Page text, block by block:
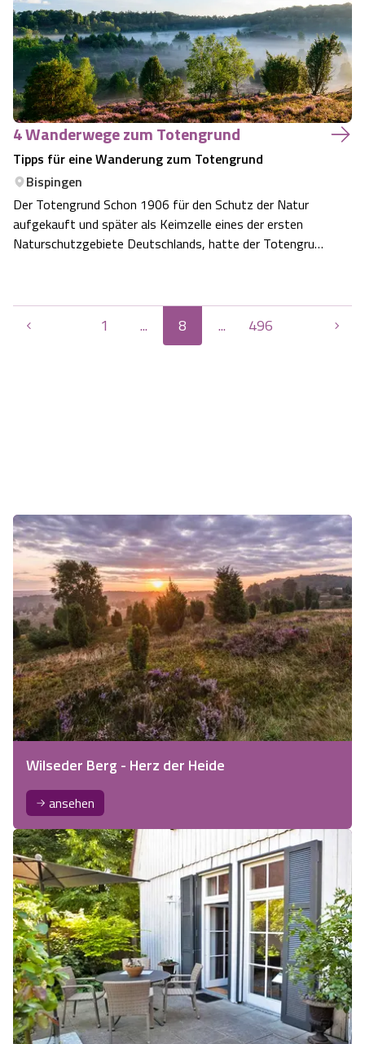
4 Wanderwege zum Totengrund
Tipps für eine Wanderung zum Totengrund
Bispingen
Der Totengrund Schon 1906 für den Schutz der Natur
aufgekauft und später als Keimzelle eines der ersten
Naturschutzgebiete Deutschlands, hatte der Totengrund
Totengrunds. Jeder verliebt sich sofort…
1 ... 8 ... 496
Wilseder Berg - Herz der Heide
ansehen